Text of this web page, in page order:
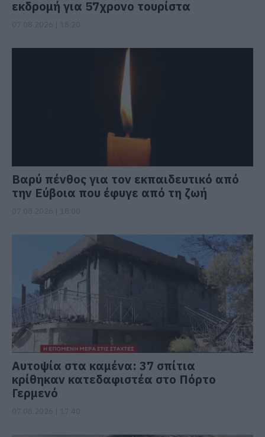
εκδρομή για 57χρονο τουρίστα
Βαρύ πένθος για τον εκπαιδευτικό από
την Εύβοια που έφυγε από τη ζωή
Αυτοψία στα καμένα: 37 σπίτια
κρίθηκαν κατεδαφιστέα στο Πόρτο
Γερμενό